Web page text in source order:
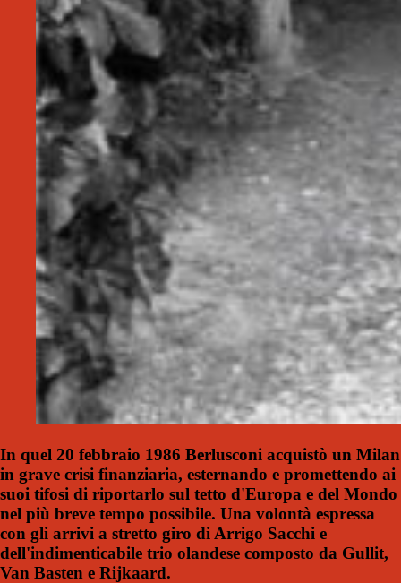
In quel 20 febbraio 1986 Berlusconi acquistò un Milan
in grave crisi finanziaria, esternando e promettendo ai
suoi tifosi di riportarlo sul tetto d'Europa e del Mondo
nel più breve tempo possibile. Una volontà espressa
con gli arrivi a stretto giro di Arrigo Sacchi e
dell'indimenticabile trio olandese composto da Gullit,
Van Basten e Rijkaard.